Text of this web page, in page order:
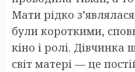
Мати рідко
були короткими,
кіно і ролі. Дівчинка
світ матері — це